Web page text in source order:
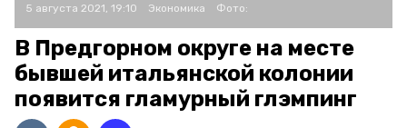
5 августа 2021, 19:10 Экономика Фото:
В Предгорном округе на месте
бывшей итальянской колонии
появится гламурный глэмпинг